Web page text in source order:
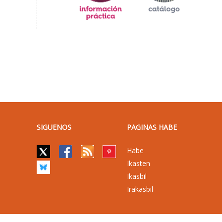
SIGUENOS PAGINAS HABE
Habe
Ikasten
Ikasbil
Irakasbil